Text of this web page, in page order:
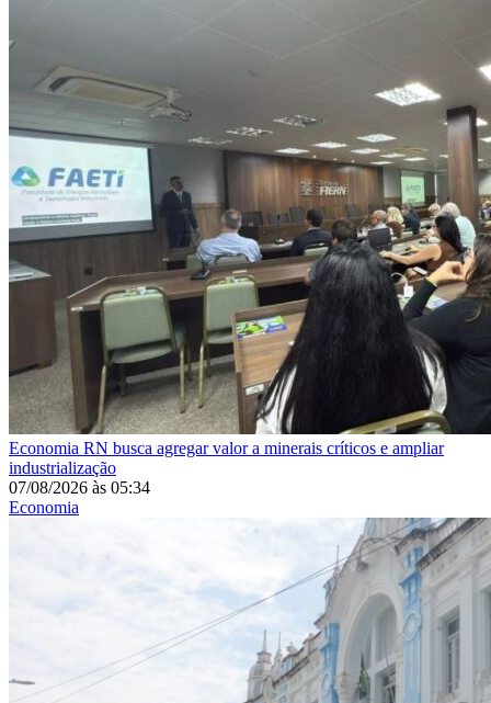
Economia RN busca agregar valor a minerais críticos e ampliar
industrialização
07/08/2026 às 05:34
Economia